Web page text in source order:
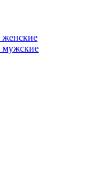
женские
мужские